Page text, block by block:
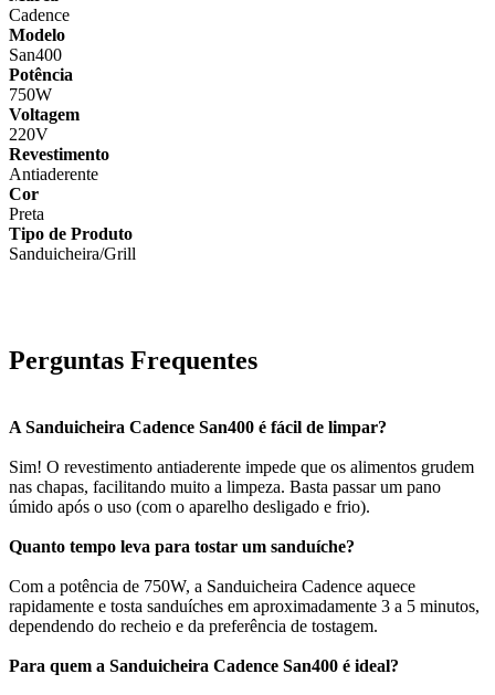
Cadence
Modelo
San400
Potência
750W
Voltagem
220V
Revestimento
Antiaderente
Cor
Preta
Tipo de Produto
Sanduicheira/Grill
Perguntas Frequentes
A Sanduicheira Cadence San400 é fácil de limpar?
Sim! O revestimento antiaderente impede que os alimentos grudem
nas chapas, facilitando muito a limpeza. Basta passar um pano
úmido após o uso (com o aparelho desligado e frio).
Quanto tempo leva para tostar um sanduíche?
Com a potência de 750W, a Sanduicheira Cadence aquece
rapidamente e tosta sanduíches em aproximadamente 3 a 5 minutos,
dependendo do recheio e da preferência de tostagem.
Para quem a Sanduicheira Cadence San400 é ideal?